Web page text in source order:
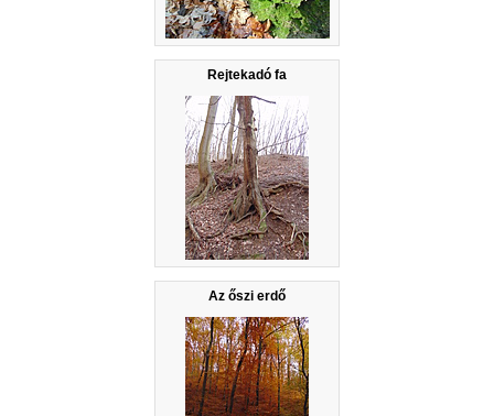
Rejtekadó fa
Az őszi erdő